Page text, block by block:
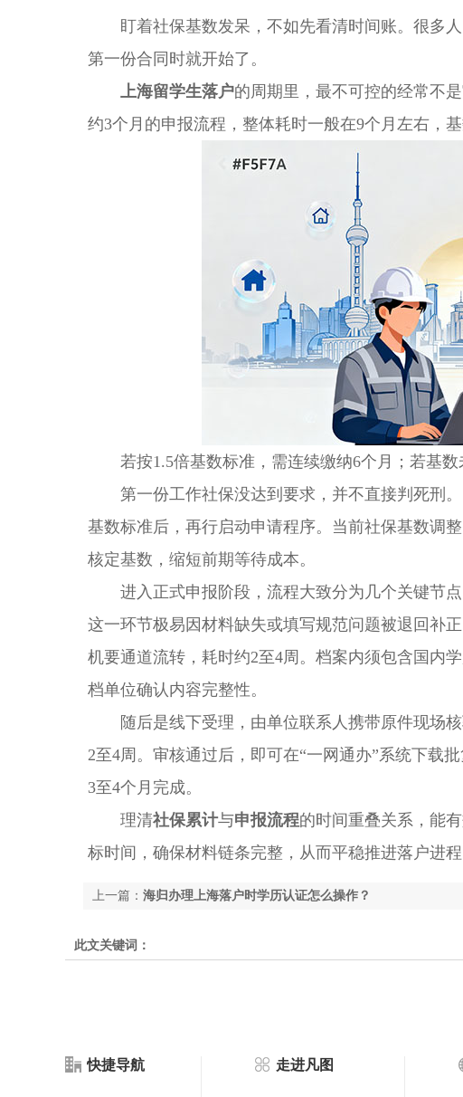
盯着社保基数发呆，不如先看清时间账。很多人
第一份合同时就开始了。
上海留学生落户的周期里，最不可控的经常不
约3个月的申报流程，整体耗时一般在9个月左右，
若按1.5倍基数标准，需连续缴纳6个月；若基数
第一份工作社保没达到要求，并不直接判死刑。
基数标准后，再行启动申请程序。当前社保基数调
核定基数，缩短前期等待成本。
进入正式申报阶段，流程大致分为几个关键节点
这一环节极易因材料缺失或填写规范问题被退回补
机要通道流转，耗时约2至4周。档案内须包含国内
档单位确认内容完整性。
随后是线下受理，由单位联系人携带原件现场核
2至4周。审核通过后，即可在“一网通办”系统下载
3至4个月完成。
理清社保累计与申报流程的时间重叠关系，能
标时间，确保材料链条完整，从而平稳推进落户进程
上一篇： 海归办理上海落户时学历认证怎么操作？
此文关键词：
快捷导航 走进凡图